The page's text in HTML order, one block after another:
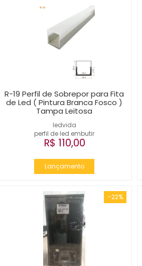
ledvida
perfil de led embutir
R-19 Perfil de Sobrepor para Fita
de Led ( Pintura Branca Fosco )
Tampa Leitosa
R$ 110,00
Lançamento
-22%